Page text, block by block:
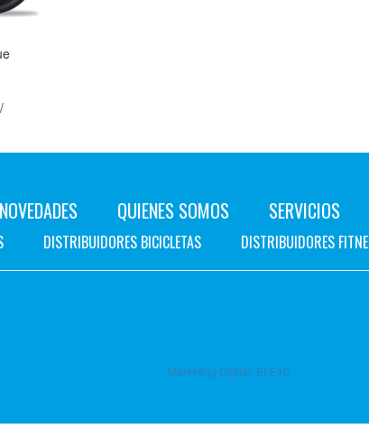
NOVEDADES QUIENES SOMOS SERVICIOS
DISTRIBUIDORES BICICLETAS DISTRIBUIDORES
Marketing Digital: ELE10